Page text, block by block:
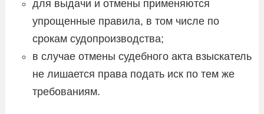
для выдачи и отмены применяются
упрощенные правила, в том числе по
срокам судопроизводства;
в случае отмены судебного акта взыскатель
не лишается права подать иск по тем же
требованиям.